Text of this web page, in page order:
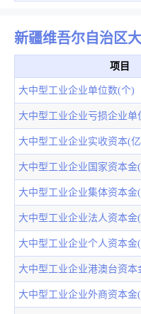
新疆维吾尔自治区
项目
大中型工业企业单位数(个)
大中型工业企业亏损企业单
大中型工业企业实收资本(
大中型工业企业国家资本金
大中型工业企业集体资本金
大中型工业企业法人资本金
大中型工业企业个人资本金
大中型工业企业港澳台资本
大中型工业企业外商资本金